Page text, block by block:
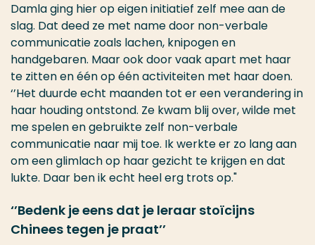
Damla ging hier op eigen initiatief zelf mee aan de
slag. Dat deed ze met name door non-verbale
communicatie zoals lachen, knipogen en
handgebaren. Maar ook door vaak apart met haar
te zitten en één op één activiteiten met haar doen.
‘’Het duurde echt maanden tot er een verandering in
haar houding ontstond. Ze kwam blij over, wilde met
me spelen en gebruikte zelf non-verbale
communicatie naar mij toe. Ik werkte er zo lang aan
om een glimlach op haar gezicht te krijgen en dat
lukte. Daar ben ik echt heel erg trots op."
‘’Bedenk je eens dat je leraar stoïcijns
Chinees tegen je praat’’